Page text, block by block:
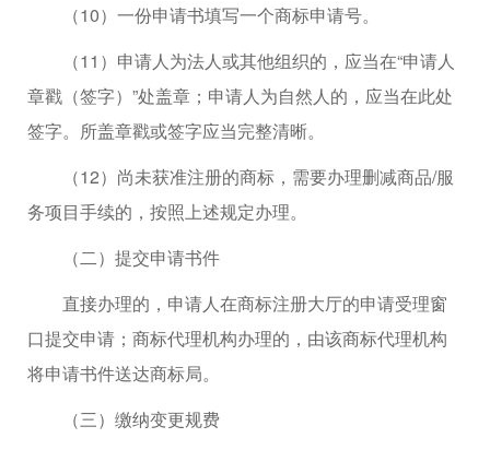
（10）一份申请书填写一个商标申请号。
（11）申请人为法人或其他组织的，应当在“申请人
章戳（签字）”处盖章；申请人为自然人的，应当在此处
签字。所盖章戳或签字应当完整清晰。
（12）尚未获准注册的商标，需要办理删减商品/服
务项目手续的，按照上述规定办理。
（二）提交申请书件
直接办理的，申请人在商标注册大厅的申请受理窗
口提交申请；商标代理机构办理的，由该商标代理机构
将申请书件送达商标局。
（三）缴纳变更规费